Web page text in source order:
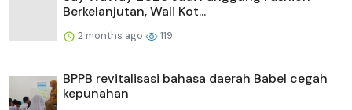
Berkelanjutan, Wali Kot...
2 months ago 119
BPPB revitalisasi bahasa daerah Babel cegah
kepunahan